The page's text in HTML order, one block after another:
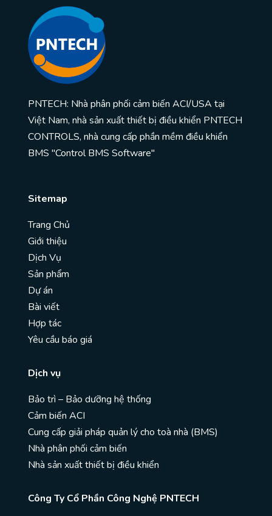
PNTECH: Nhà phân phối cảm biến ACI/USA tại
Việt Nam, nhà sản xuất thiết bị điều khiển PNTECH
CONTROLS, nhà cung cấp phần mềm điều khiển
BMS "Control BMS Software"
Sitemap
Trang Chủ
Giới thiệu
Dịch Vụ
Sản phẩm
Dự án
Bài viết
Hợp tác
Yêu cầu báo giá
Dịch vụ
Bảo trì – Bảo dưỡng hệ thống
Cảm biến ACI
Cung cấp giải pháp quản lý cho toà nhà (BMS)
Nhà phân phối cảm biến
Nhà sản xuất thiết bị điều khiển
Công Ty Cổ Phần Công Nghệ PNTECH